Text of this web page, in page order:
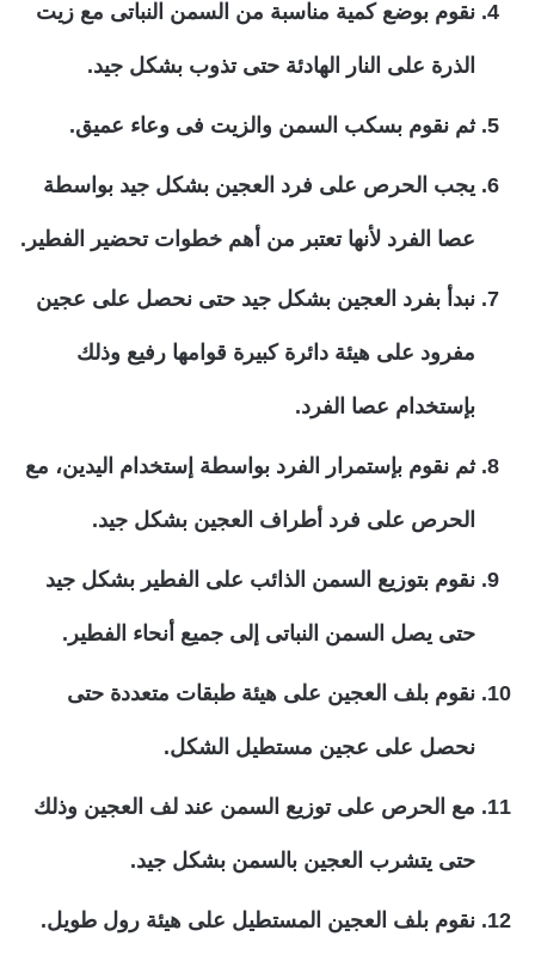
نقوم بوضع كمية مناسبة من السمن النباتى مع زيت
الذرة على النار الهادئة حتى تذوب بشكل جيد.
ثم نقوم بسكب السمن والزيت فى وعاء عميق.
يجب الحرص على فرد العجين بشكل جيد بواسطة
عصا الفرد لأنها تعتبر من أهم خطوات تحضير الفطير.
نبدأ بفرد العجين بشكل جيد حتى نحصل على عجين
مفرود على هيئة دائرة كبيرة قوامها رفيع وذلك
بإستخدام عصا الفرد.
ثم نقوم بإستمرار الفرد بواسطة إستخدام اليدين، مع
الحرص على فرد أطراف العجين بشكل جيد.
نقوم بتوزيع السمن الذائب على الفطير بشكل جيد
حتى يصل السمن النباتى إلى جميع أنحاء الفطير.
نقوم بلف العجين على هيئة طبقات متعددة حتى
نحصل على عجين مستطيل الشكل.
مع الحرص على توزيع السمن عند لف العجين وذلك
حتى يتشرب العجين بالسمن بشكل جيد.
نقوم بلف العجين المستطيل على هيئة رول طويل.